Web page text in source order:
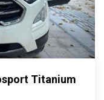
Titanium